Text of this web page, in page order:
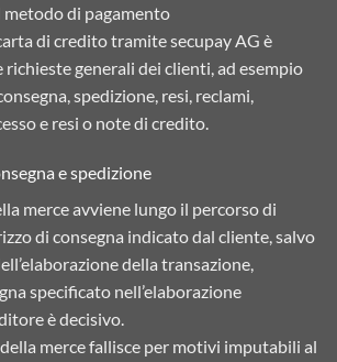
metodo di pagamento
di credito tramite secupay AG è
richieste generali dei clienti, ad esempio
spedizione, resi, reclami,
e resi o note di credito.
e spedizione
merce avviene lungo il percorso di
di consegna indicato dal cliente, salvo
della transazione,
specificato nell’elaborazione
è decisivo.
della merce fallisce per motivi imputabili al